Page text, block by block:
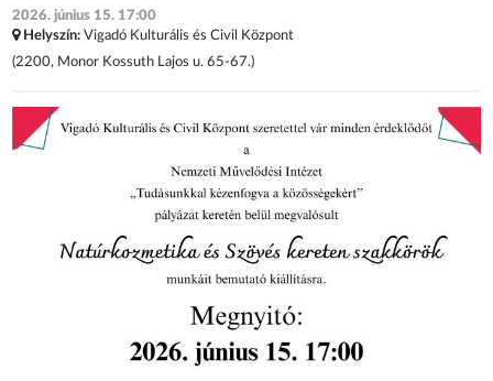
2026. június 15. 17:00
Helyszín: Vigadó Kulturális és Civil Központ
(2200, Monor Kossuth Lajos u. 65-67.)